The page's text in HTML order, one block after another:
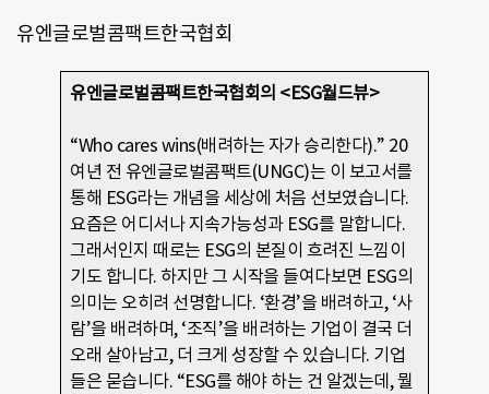
유엔글로벌콤팩트한국협회
유엔글로벌콤팩트한국협회의 <ESG월드뷰>
“Who cares wins(배려하는 자가 승리한다).” 20
여년 전 유엔글로벌콤팩트(UNGC)는 이 보고서를
통해 ESG라는 개념을 세상에 처음 선보였습니다.
요즘은 어디서나 지속가능성과 ESG를 말합니다.
그래서인지 때로는 ESG의 본질이 흐려진 느낌이
기도 합니다. 하지만 그 시작을 들여다보면 ESG의
의미는 오히려 선명합니다. ‘환경’을 배려하고, ‘사
람’을 배려하며, ‘조직’을 배려하는 기업이 결국 더
오래 살아남고, 더 크게 성장할 수 있습니다. 기업
들은 묻습니다. “ESG를 해야 하는 건 알겠는데, 뭘